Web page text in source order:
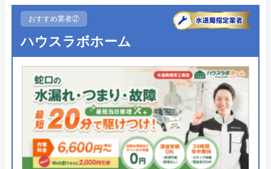
●駆けつけ時間 最短20分
●定休日 年中無休
●出張見積もり 出張・見積もり無料
●支払い方法
現金、銀行振込、モバイル、後払
い決済、クレジットカード
●累計実績
年間25万件、累計500万件の修理交
換実績
おすすめ業者②
ハウスラボホーム